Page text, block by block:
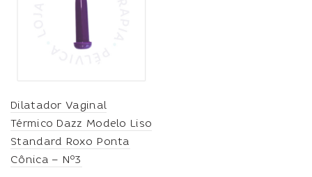
Dilatador Vaginal
Térmico Dazz Modelo Liso
Standard Roxo Ponta
Cônica – Nº3